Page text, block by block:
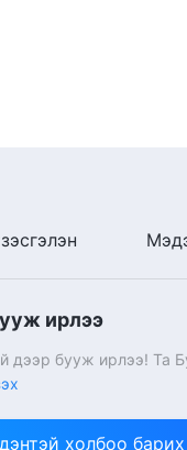
ирлээ
дээр бууж ирлээ! Та
холбоо барих